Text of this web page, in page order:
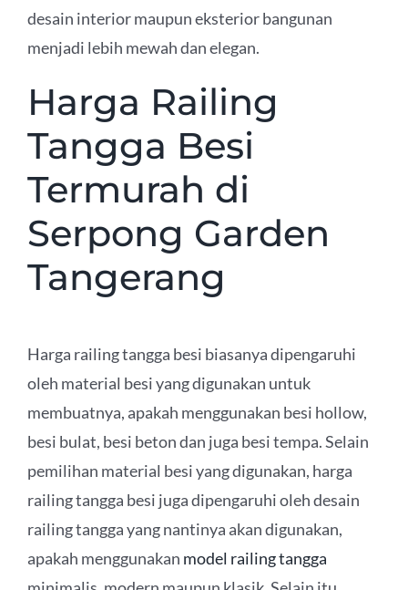
desain interior maupun eksterior bangunan
menjadi lebih mewah dan elegan.
Harga Railing
Tangga Besi
Termurah di
Serpong Garden
Tangerang
Harga railing tangga besi biasanya dipengaruhi
oleh material besi yang digunakan untuk
membuatnya, apakah menggunakan besi hollow,
besi bulat, besi beton dan juga besi tempa. Selain
pemilihan material besi yang digunakan, harga
railing tangga besi juga dipengaruhi oleh desain
railing tangga yang nantinya akan digunakan,
apakah menggunakan model railing tangga